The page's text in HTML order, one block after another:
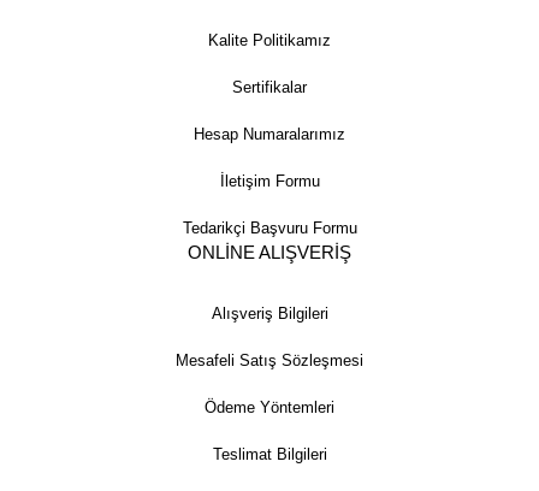
Kalite Politikamız
Sertifikalar
Hesap Numaralarımız
İletişim Formu
Tedarikçi Başvuru Formu
ONLİNE ALIŞVERİŞ
Alışveriş Bilgileri
Mesafeli Satış Sözleşmesi
Ödeme Yöntemleri
Teslimat Bilgileri